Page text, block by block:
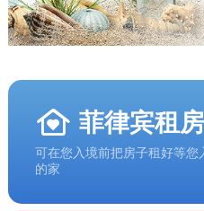
菲律宾租房
可在您入境前把房子租好等
的家